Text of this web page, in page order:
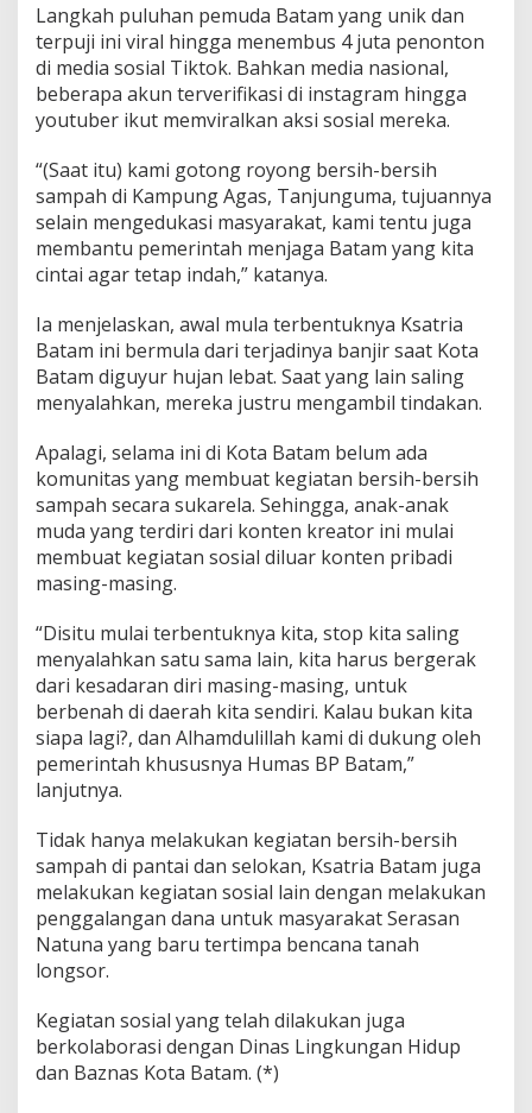
Langkah puluhan pemuda Batam yang unik dan
terpuji ini viral hingga menembus 4 juta penonton
di media sosial Tiktok. Bahkan media nasional,
beberapa akun terverifikasi di instagram hingga
youtuber ikut memviralkan aksi sosial mereka.
“(Saat itu) kami gotong royong bersih-bersih
sampah di Kampung Agas, Tanjunguma, tujuannya
selain mengedukasi masyarakat, kami tentu juga
membantu pemerintah menjaga Batam yang kita
cintai agar tetap indah,” katanya.
Ia menjelaskan, awal mula terbentuknya Ksatria
Batam ini bermula dari terjadinya banjir saat Kota
Batam diguyur hujan lebat. Saat yang lain saling
menyalahkan, mereka justru mengambil tindakan.
Apalagi, selama ini di Kota Batam belum ada
komunitas yang membuat kegiatan bersih-bersih
sampah secara sukarela. Sehingga, anak-anak
muda yang terdiri dari konten kreator ini mulai
membuat kegiatan sosial diluar konten pribadi
masing-masing.
“Disitu mulai terbentuknya kita, stop kita saling
menyalahkan satu sama lain, kita harus bergerak
dari kesadaran diri masing-masing, untuk
berbenah di daerah kita sendiri. Kalau bukan kita
siapa lagi?, dan Alhamdulillah kami di dukung oleh
pemerintah khususnya Humas BP Batam,”
lanjutnya.
Tidak hanya melakukan kegiatan bersih-bersih
sampah di pantai dan selokan, Ksatria Batam juga
melakukan kegiatan sosial lain dengan melakukan
penggalangan dana untuk masyarakat Serasan
Natuna yang baru tertimpa bencana tanah
longsor.
Kegiatan sosial yang telah dilakukan juga
berkolaborasi dengan Dinas Lingkungan Hidup
dan Baznas Kota Batam. (*)